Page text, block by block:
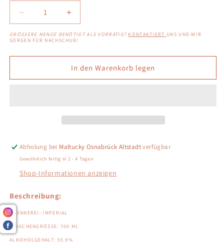
Verringere
die
Menge
Imperial
1989/2021
Barrel
#7072
Erhöhe
die
Menge
Imperial
31
1989/2021
Barrel
#7072
GRÖSSERE MENGE BENÖTIGT ALS VORRÄTIG? KONTAKTIERT UNS UND WIR
SORGEN FÜR NACHSCHUB!
In den Warenkorb legen
Abholung bei Maltucky Osnabrück Altstadtverfügbar
Gewöhnlich fertig in 2 - 4 Tagen
Shop-Informationen anzeigen
Beschreibung:
BRENNEREI: IMPERIAL
FLASCHENGRÖSSE: 700 ML
ALKOHOLGEHALT: 55.9%